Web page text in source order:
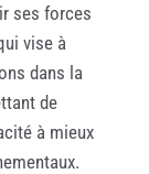
ses forces
vise à
dans la
de
à mieux